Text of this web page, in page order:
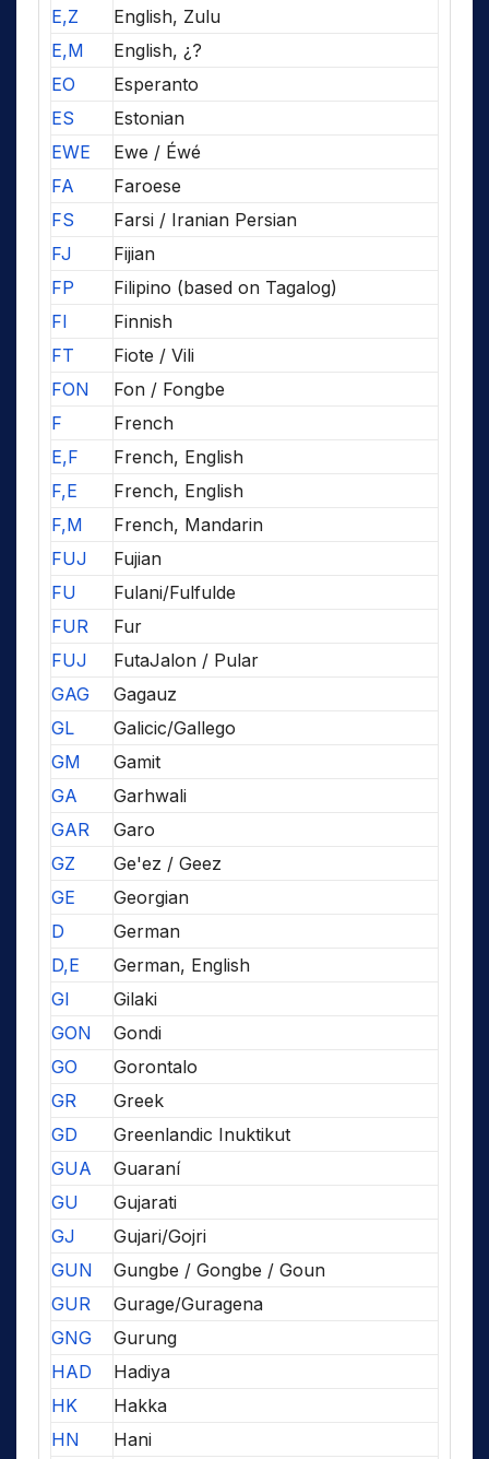
E,Z
English, Zulu
E,M
English, ¿?
EO
Esperanto
ES
Estonian
EWE
Ewe / Éwé
FA
Faroese
FS
Farsi / Iranian Persian
FJ
Fijian
FP
Filipino (based on Tagalog)
FI
Finnish
FT
Fiote / Vili
FON
Fon / Fongbe
F
French
E,F
French, English
F,E
French, English
F,M
French, Mandarin
FUJ
Fujian
FU
Fulani/Fulfulde
FUR
Fur
FUJ
FutaJalon / Pular
GAG
Gagauz
GL
Galicic/Gallego
GM
Gamit
GA
Garhwali
GAR
Garo
GZ
Ge'ez / Geez
GE
Georgian
D
German
D,E
German, English
GI
Gilaki
GON
Gondi
GO
Gorontalo
GR
Greek
GD
Greenlandic Inuktikut
GUA
Guaraní
GU
Gujarati
GJ
Gujari/Gojri
GUN
Gungbe / Gongbe / Goun
GUR
Gurage/Guragena
GNG
Gurung
HAD
Hadiya
HK
Hakka
HN
Hani